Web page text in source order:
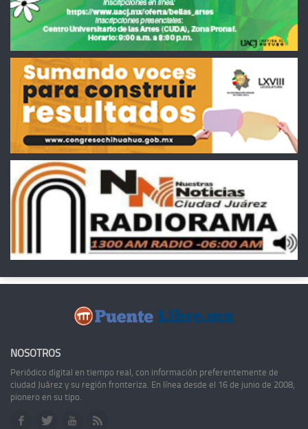
NOSOTROS
Periódico digital en tiempo real, con información preferentemente de
ciudad Juárez y su región fronteriza. En línea desde el 16 de junio de 2008,
pionero en su tipo.